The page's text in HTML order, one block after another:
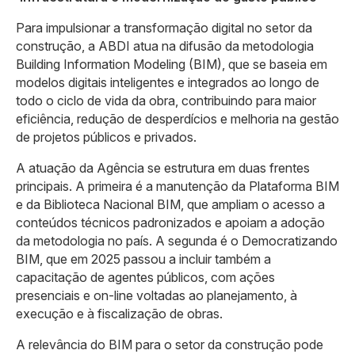
Para impulsionar a transformação digital no setor da
construção, a ABDI atua na difusão da metodologia
Building Information Modeling (BIM), que se baseia em
modelos digitais inteligentes e integrados ao longo de
todo o ciclo de vida da obra, contribuindo para maior
eficiência, redução de desperdícios e melhoria na gestão
de projetos públicos e privados.
A atuação da Agência se estrutura em duas frentes
principais. A primeira é a manutenção da Plataforma BIM
e da Biblioteca Nacional BIM, que ampliam o acesso a
conteúdos técnicos padronizados e apoiam a adoção
da metodologia no país. A segunda é o Democratizando
BIM, que em 2025 passou a incluir também a
capacitação de agentes públicos, com ações
presenciais e on-line voltadas ao planejamento, à
execução e à fiscalização de obras.
A relevância do BIM para o setor da construção pode